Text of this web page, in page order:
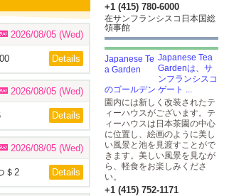
2026/08/05 (Wed)
Details
2026/08/05 (Wed)
Details
2026/08/05 (Wed)
＄2 Details
+1 (415) 780-6000
在サンフランシスコ日本国総
領事館
Japanese Tea
Gardenは、サ
ンフランシスコ
のゴールデン ゲート ...
園内には新しく改装されたテ
ィーハウスがございます。テ
ィーハウスは日本茶園の中心
に位置し、絵画のように美し
い風景と池を見渡すことがで
きます。美しい風景を見なが
ら、軽食をお楽しみくださ
い。
+1 (415) 752-1171